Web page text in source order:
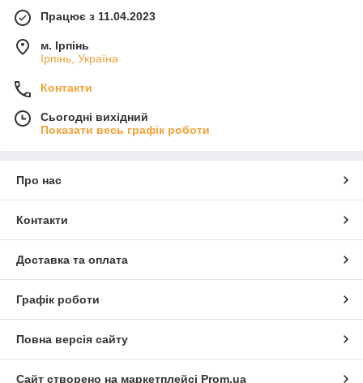
Працює з 11.04.2023
м. Ірпінь
Ірпінь, Україна
Контакти
Сьогодні вихідний
Показати весь графік роботи
Про нас
Контакти
Доставка та оплата
Графік роботи
Повна версія сайту
Сайт створено на маркетплейсі Prom.ua